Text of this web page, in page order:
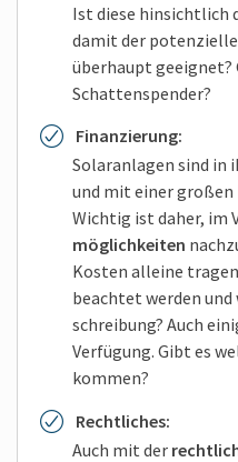
Ist diese hin­sichtlich
damit der
überhaupt geeignet?
Schatten­spender?
Finanzierung:
Solar­anlagen sind in
und mit einer
Wichtig ist daher, im
möglich­keiten
Kosten alleine
beachtet werden
schreibung? Auch
Ver­fügung. Gibt es
kommen?
Recht­liches:
Auch mit der